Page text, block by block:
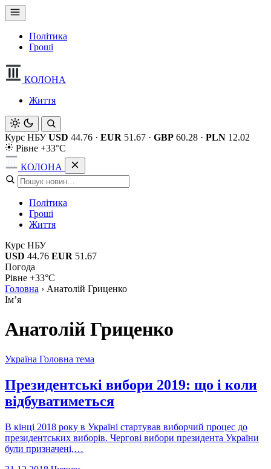
Політика
Гроші
КОЛОНА
Життя
Курс НБУ USD 44.76 · EUR 51.67 · GBP 60.28 · PLN 12.02
Рівне +33°C
КОЛОНА
Політика
Гроші
Життя
Курс НБУ
USD 44.76 EUR 51.67
Погода
Рівне +33°C
Головна › Анатолій Гриценко
Імʼя
Анатолій Гриценко
Україна Головна тема
Президентські вибори 2019: що і коли
відбуватиметься
В кінці 2018 року в Україні стартував виборчий процес до
президентських виборів. Чергові вибори президента України
були призначені,…